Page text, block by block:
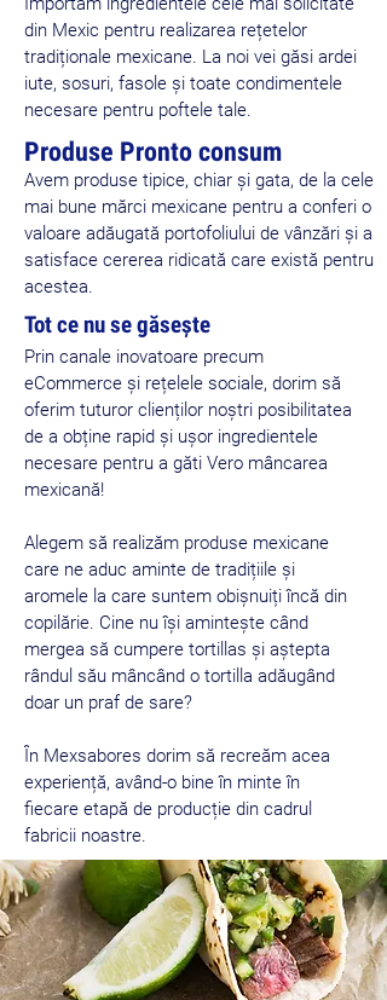
din Mexic pentru realizarea rețetelor
tradiționale mexicane. La noi vei găsi ardei
iute, sosuri, fasole și toate condimentele
necesare pentru poftele tale.
Produse Pronto consum
Avem produse tipice, chiar și gata, de la cele
mai bune mărci mexicane pentru a conferi o
valoare adăugată portofoliului de vânzări și a
satisface cererea ridicată care există pentru
acestea.
Tot ce nu se găsește
Prin canale inovatoare precum
eCommerce și rețelele sociale, dorim să
oferim tuturor clienților noștri posibilitatea
de a obține rapid și ușor ingredientele
necesare pentru a găti Vero mâncarea
mexicană!
Alegem să realizăm produse mexicane
care ne aduc aminte de tradițiile și
aromele la care suntem obișnuiți încă din
copilărie. Cine nu își amintește când
mergea să cumpere tortillas și aștepta
rândul său mâncând o tortilla adăugând
doar un praf de sare?
În Mexsabores dorim să recreăm acea
experiență, având-o bine în minte în
fiecare etapă de producție din cadrul
fabricii noastre.